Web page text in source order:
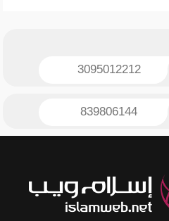
3095012212
839806144